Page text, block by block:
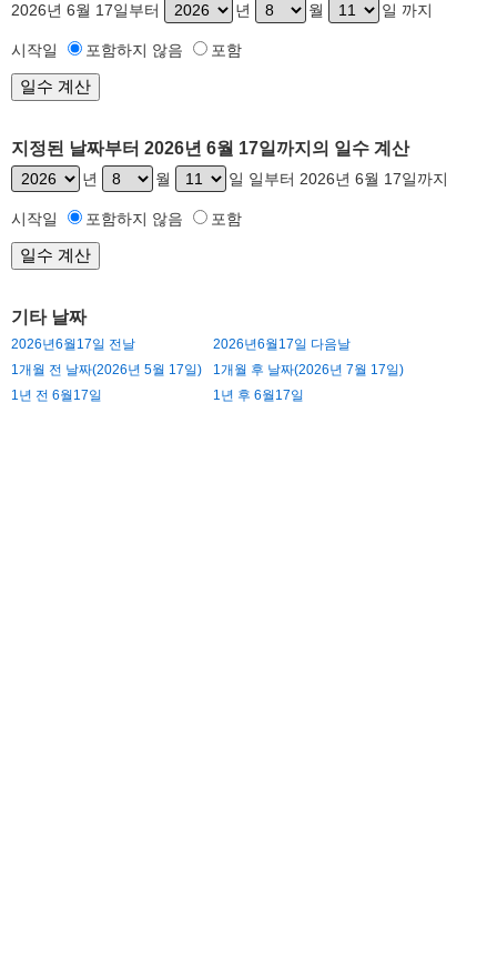
2026년 6월 17일부터 년 월 일 까지
시작일 포함하지 않음 포함
지정된 날짜부터 2026년 6월 17일까지의 일수 계산
년 월 일 일부터 2026년 6월 17일까지
시작일 포함하지 않음 포함
기타 날짜
2026년6월17일 전날
2026년6월17일 다음날
1개월 전 날짜(2026년 5월 17일)
1개월 후 날짜(2026년 7월 17일)
1년 전 6월17일
1년 후 6월17일